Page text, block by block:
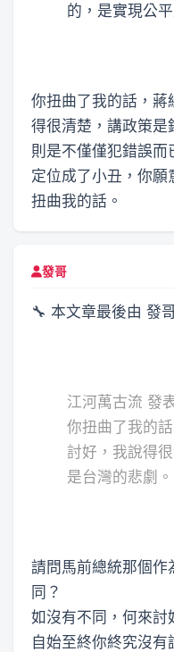
的，是實現公
你扭曲了我的話，蔣
得很清楚，講政策是
則是不僅僅犯錯誤而
定位成了小丑，你願
扭曲我的話。
發哥
🔧 本文章最後由 發
江河萬古流 發
你扭曲了我的
討好，我說得
是台灣的悲劇
請問馬前總統那個作
同？
如沒有不同，何來討
自始至終你終究沒有